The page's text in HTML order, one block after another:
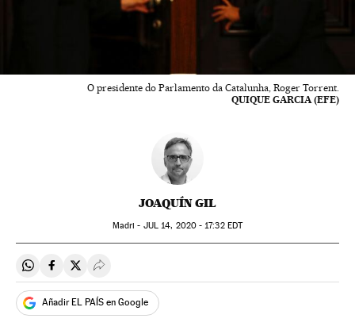
O presidente do Parlamento da Catalunha, Roger Torrent.
QUIQUE GARCIA (EFE)
JOAQUÍN GIL
Madri - JUL 14, 2020 - 17:32EDT
Compartir en Whatsapp
Compartir en Facebook
Compartir en Twitter
Desplegar Redes Sociales
Añadir EL PAÍS en Google